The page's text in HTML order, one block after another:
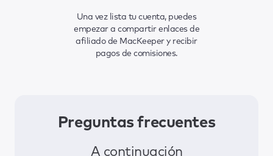
Una vez lista tu cuenta, puedes
empezar a compartir enlaces de
afiliado de MacKeeper y recibir
pagos de comisiones.
Preguntas frecuentes
A continuación